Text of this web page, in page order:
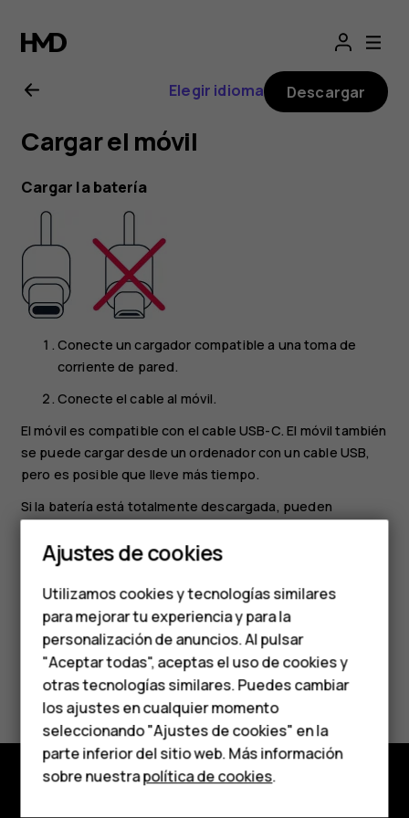
Guía
del
usuario
de
Nokia
G21
Smartphones
Teléfonos clásicos
Teléfonos para
personas mayores
Accesorios
HMD Terra M
Para empresas
Tabletas
Elegir idioma Descargar
Cargar el móvil
Cargar la batería
Conecte un cargador compatible a una toma de
corriente de pared.
Conecte el cable al móvil.
El móvil es compatible con el cable USB-C. El móvil también
se puede cargar desde un ordenador con un cable USB,
pero es posible que lleve más tiempo.
Si la batería está totalmente descargada, pueden
de carga en la pantalla.
¿Te ha parecido útil?
Sí No
Ajustes de cookies
Utilizamos cookies y tecnologías similares
para mejorar tu experiencia y para la
personalización de anuncios. Al pulsar
"Aceptar todas", aceptas el uso de cookies y
otras tecnologías similares. Puedes cambiar
los ajustes en cualquier momento
seleccionando "Ajustes de cookies" en la
parte inferior del sitio web. Más información
sobre nuestrapolítica de cookies.